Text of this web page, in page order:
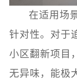
在适用场
针对性。对于
小区翻新项目
无异味，能极